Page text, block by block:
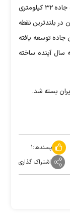
کنسرسیوم متشکل از دو شرکت ایرانی برای بهبود یک جاده ۳۲ کیلومتری
در بلندترین نقطه
توسعه یافته
طی سه سال آینده ساخته
بسته شد.
پسندها:۱
اشتراک گذاری